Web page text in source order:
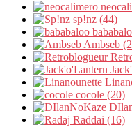
sp!nz (44)
Ambseb
cocole (20)
Raddai (16)